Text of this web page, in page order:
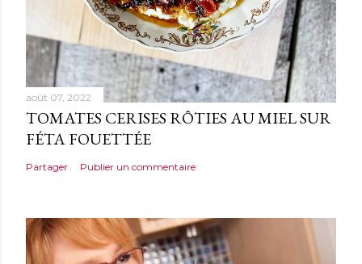
août 07, 2022
TOMATES CERISES RÔTIES AU MIEL SUR
FÉTA FOUETTÉE
Partager Publier un commentaire